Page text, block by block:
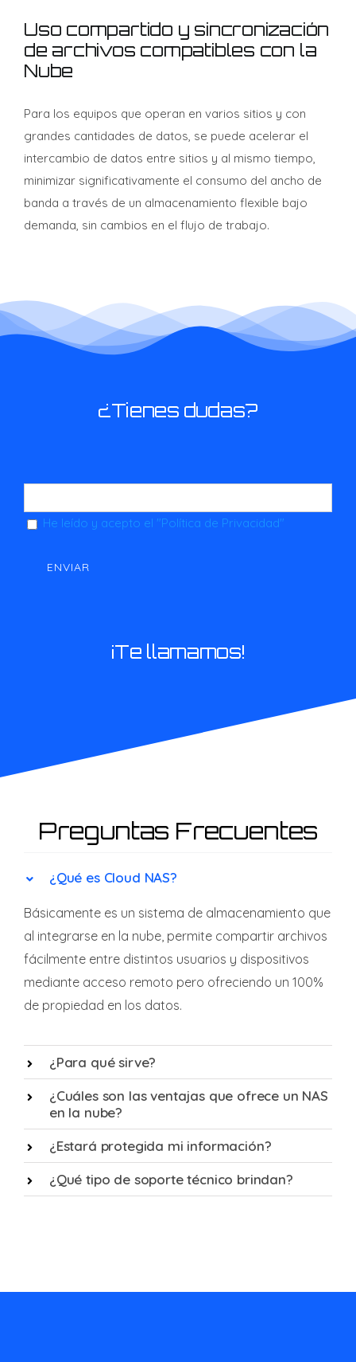
Uso compartido y sincronización
de archivos compatibles con la
Nube
Para los equipos que operan en varios sitios y con
grandes cantidades de datos, se puede acelerar el
intercambio de datos entre sitios y al mismo tiempo,
minimizar significativamente el consumo del ancho de
banda a través de un almacenamiento flexible bajo
demanda, sin cambios en el flujo de trabajo.
¿Tienes dudas?
He leído y acepto el "Política de Privacidad"
¡Te llamamos!
Preguntas Frecuentes
¿Qué es Cloud NAS?
Básicamente es un sistema de almacenamiento que
al integrarse en la nube, permite compartir archivos
fácilmente entre distintos usuarios y dispositivos
mediante acceso remoto pero ofreciendo un 100%
de propiedad en los datos.
¿Para qué sirve?
¿Cuáles son las ventajas que ofrece un NAS
en la nube?
¿Estará protegida mi información?
¿Qué tipo de soporte técnico brindan?